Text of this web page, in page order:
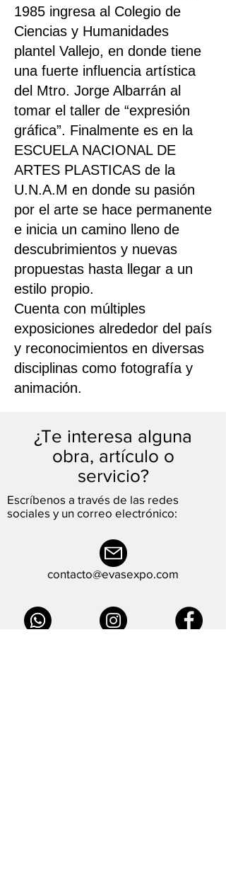
1985 ingresa al Colegio de
Ciencias y Humanidades
plantel Vallejo, en donde tiene
una fuerte influencia artística
del Mtro. Jorge Albarrán al
tomar el taller de “expresión
gráfica”. Finalmente es en la
ESCUELA NACIONAL DE
ARTES PLASTICAS de la
U.N.A.M en donde su pasión
por el arte se hace permanente
e inicia un camino lleno de
descubrimientos y nuevas
propuestas hasta llegar a un
estilo propio.
Cuenta con múltiples
exposiciones alrededor del país
y reconocimientos en diversas
disciplinas como fotografía y
animación.
¿Te interesa alguna
obra, artículo o
servicio?
Escríbenos a través de las redes
sociales y un correo electrónico:
contacto@evasexpo.com